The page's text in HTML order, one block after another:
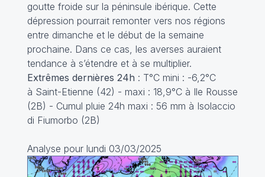
goutte froide sur la péninsule ibérique. Cette
dépression pourrait remonter vers nos régions
entre dimanche et le début de la semaine
prochaine. Dans ce cas, les averses auraient
tendance à s’étendre et à se multiplier.
Extrêmes dernières 24h : T°C mini : -6,2°C
à Saint-Etienne (42) - maxi : 18,9°C à Ile Rousse
(2B) - Cumul pluie 24h maxi : 56 mm à Isolaccio
di Fiumorbo (2B)
Analyse pour lundi 03/03/2025